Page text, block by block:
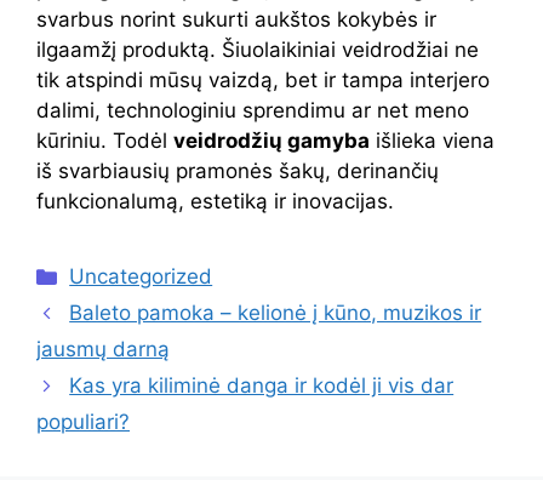
svarbus norint sukurti aukštos kokybės ir
ilgaamžį produktą. Šiuolaikiniai veidrodžiai ne
tik atspindi mūsų vaizdą, bet ir tampa interjero
dalimi, technologiniu sprendimu ar net meno
kūriniu. Todėl veidrodžių gamyba išlieka viena
iš svarbiausių pramonės šakų, derinančių
funkcionalumą, estetiką ir inovacijas.
Kategorijos
Uncategorized
Baleto pamoka – kelionė į kūno, muzikos ir
jausmų darną
Kas yra kiliminė danga ir kodėl ji vis dar
populiari?